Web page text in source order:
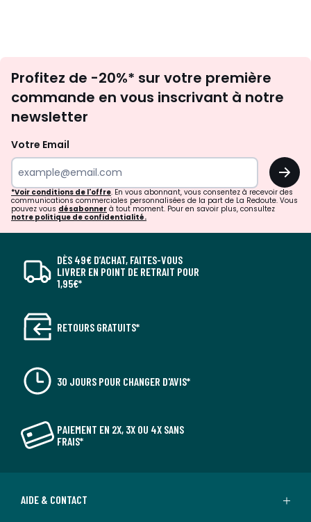
newsletter
Profitez de -20%* sur votre première
commande en vous inscrivant à notre
newsletter
Votre Email
OK
*Voir conditions de l'offre. En vous abonnant, vous consentez à recevoir des
communications commerciales personnalisées de la part de La Redoute. Vous
pouvez vous désabonner à tout moment. Pour en savoir plus, consultez
notre politique de confidentialité.
DÈS 49€ D’ACHAT, FAITES-VOUS
LIVRER EN POINT DE RETRAIT POUR
1,95€*
RETOURS GRATUITS*
30 JOURS POUR CHANGER D'AVIS*
PAIEMENT EN 2X, 3X OU 4X SANS
FRAIS*
AIDE & CONTACT